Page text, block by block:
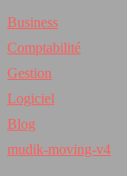
Business
Comptabilité
Gestion
Logiciel
Blog
mudik-moving-v4